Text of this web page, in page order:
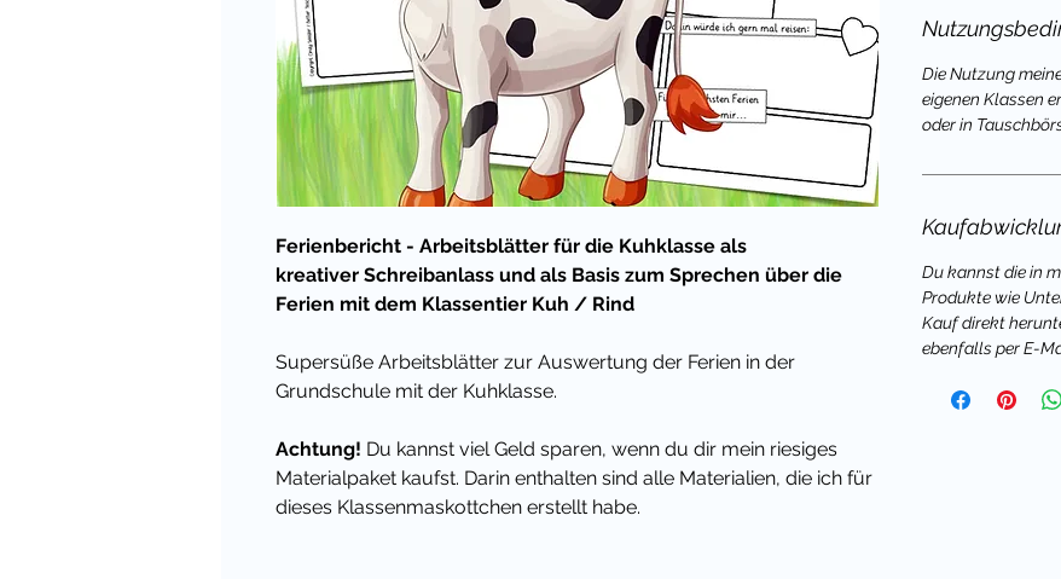
Ferienbericht - Arbeitsblätter für die Kuhklasse als
kreativer Schreibanlass und als Basis zum Sprechen über die
Ferien mit dem Klassentier Kuh / Rind
Supersüße Arbeitsblätter zur Auswertung der Ferien in der
Grundschule mit der Kuhklasse.
Achtung! Du kannst viel Geld sparen, wenn du dir mein riesiges
Materialpaket kaufst. Darin enthalten sind alle Materialien, die ich für
dieses Klassenmaskottchen erstellt habe.
Die Nutzung
eigenen Klassen
oder in
Du kannst die in
Produkte wie
Kauf direkt
ebenfalls per E-